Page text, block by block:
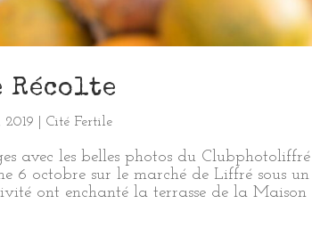
Récolte
2019 |Cité Fertile
avec les belles photos du
6 octobre sur le marché de Liffré sous
ont enchanté la terrasse de la Maison